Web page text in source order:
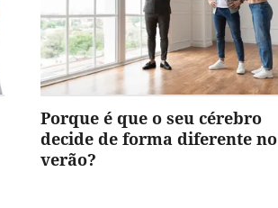
Porque é que o seu cérebro
decide de forma diferente no
verão?